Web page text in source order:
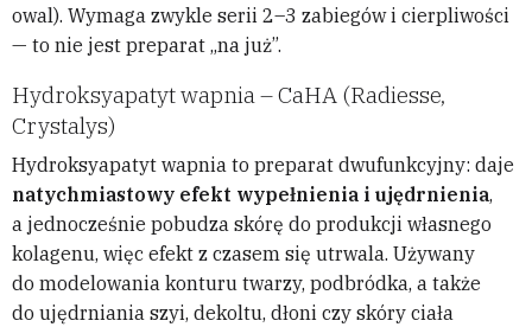
owal). Wymaga zwykle serii 2–3 zabiegów i cierpliwości
— to nie jest preparat „na już”.
Hydroksyapatyt wapnia – CaHA (Radiesse,
Crystalys)
Hydroksyapatyt wapnia to preparat dwufunkcyjny: daje
natychmiastowy efekt wypełnienia i ujędrnienia,
a jednocześnie pobudza skórę do produkcji własnego
kolagenu, więc efekt z czasem się utrwala. Używany
do modelowania konturu twarzy, podbródka, a także
do ujędrniania szyi, dekoltu, dłoni czy skóry ciała